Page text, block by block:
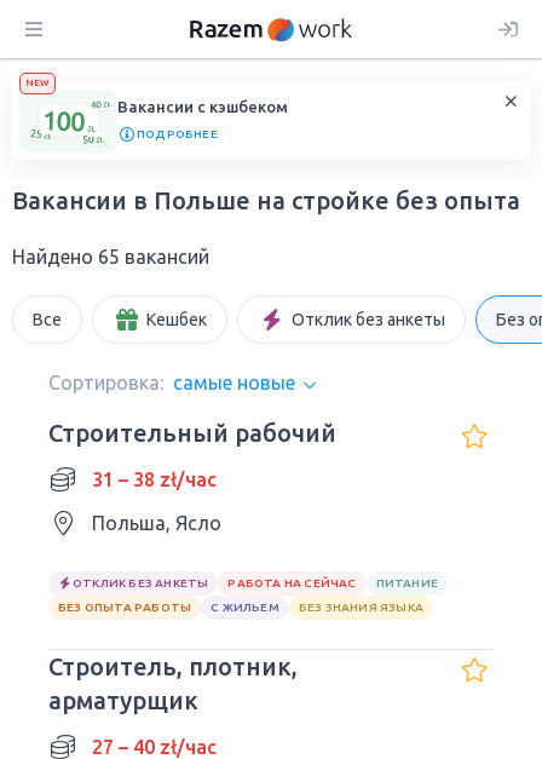
NEW
Вакансии с кэшбеком
ПОДРОБНЕЕ
Вакансии в Польше на стройке без опыта
Найдено 65 вакансий
Все Кешбек Отклик без анкеты Без
Сортировка: самые новые
Строительный рабочий
31 – 38 zł/час
Польша, Ясло
ОТКЛИК БЕЗ АНКЕТЫ РАБОТА НА СЕЙЧАС
ПИТАНИЕ
БЕЗ ОПЫТА РАБОТЫ
С ЖИЛЬЕМ БЕЗ ЗНАНИЯ ЯЗЫКА
Строитель, плотник,
арматурщик
27 – 40 zł/час